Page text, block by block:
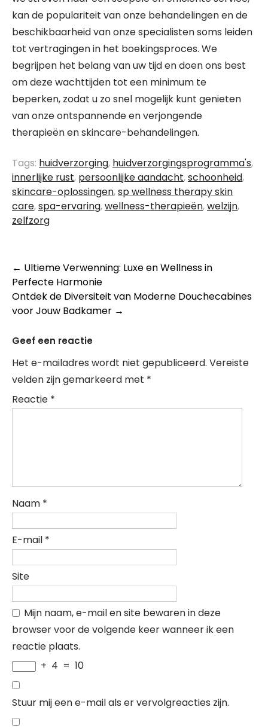
kan de populariteit van onze behandelingen en de
beschikbaarheid van onze specialisten soms leiden
tot vertragingen in het boekingsproces. We
begrijpen het belang van uw tijd en doen ons best
om deze wachttijden tot een minimum te
beperken, zodat u zo snel mogelijk kunt genieten
van onze ontspannende en verjongende
therapieën en skincare-behandelingen.
Tags: huidverzorging, huidverzorgingsprogramma's,
innerlijke rust, persoonlijke aandacht,schoonheid,
skincare-oplossingen,sp wellness therapy skin
care,spa-ervaring,wellness-therapieën,welzijn,
zelfzorg
Berichtnavigatie
← Ultieme Verwenning: Luxe en Wellness in
Perfecte Harmonie
Ontdek de Diversiteit van Moderne Douchecabines
voor Jouw Badkamer →
Geef een reactie
Het e-mailadres wordt niet gepubliceerd. Vereiste
velden zijn gemarkeerd met *
Reactie *
Naam *
E-mail *
Site
Mijn naam, e-mail en site bewaren in deze
browser voor de volgende keer wanneer ik een
reactie plaats.
+ 4 = 10
Stuur mij een e-mail als er vervolgreacties zijn.